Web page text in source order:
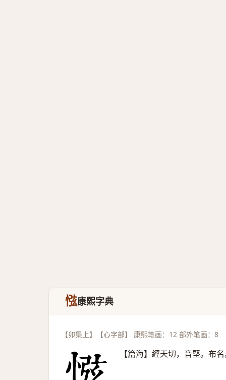
惤康熙字典
【卯集上】【心字部】 康熙笔画：12 部外笔画：8
【篇海】經天切，音堅。布